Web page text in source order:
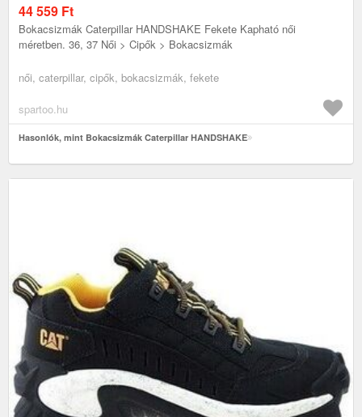
44 559 Ft
Bokacsizmák Caterpillar HANDSHAKE Fekete Kapható női
méretben. 36, 37 Női > Cipők > Bokacsizmák
női, caterpillar, cipők, bokacsizmák, fekete
spartoo.hu
Hasonlók, mint Bokacsizmák Caterpillar HANDSHAKE